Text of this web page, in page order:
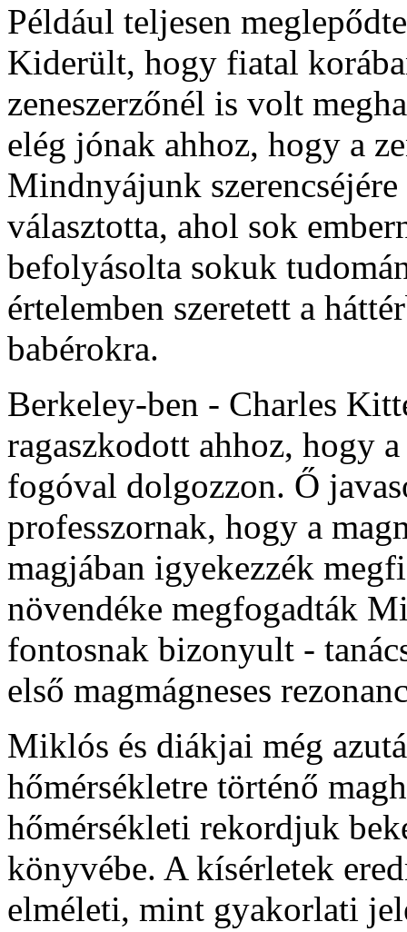
Például teljesen
Kiderült, hogy fiatal
zeneszerzőnél is volt
elég jónak ahhoz, hogy a
Mindnyájunk
választotta, ahol sok
befolyásolta sokuk
értelemben szeretett a
babérokra.
Berkeley-ben - Charles
ragaszkodott ahhoz, hogy
fogóval dolgozzon. Ő
professzornak, hogy a
magjában igyekezzék
növendéke megfogadták
fontosnak bizonyult -
első magmágneses
Miklós és diákjai még
hőmérsékletre történő
hőmérsékleti rekordjuk
könyvébe. A kísérletek
elméleti, mint gyakorlati